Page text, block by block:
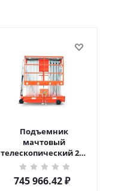
Подъемник
мачтовый
телескопический 200
кг 10 м TOR GTWY10-
200S DC 2-мачтовый
(автономный) (N) в
745 966.42₽